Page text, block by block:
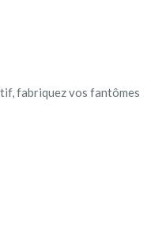
fabriquez vos fantômes